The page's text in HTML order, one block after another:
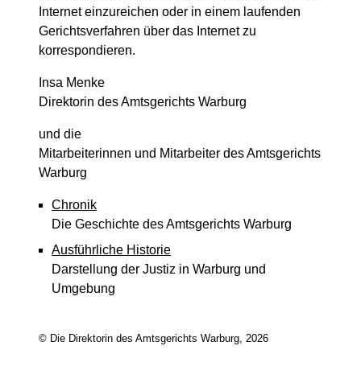
Internet einzureichen oder in einem laufenden
Gerichtsverfahren über das Internet zu
korrespondieren.
Insa Menke
Direktorin des Amtsgerichts Warburg
und die
Mitarbeiterinnen und Mitarbeiter des Amtsgerichts
Warburg
Chronik
Die Geschichte des Amtsgerichts Warburg
Ausführliche Historie
Darstellung der Justiz in Warburg und
Umgebung
© Die Direktorin des Amtsgerichts Warburg, 2026